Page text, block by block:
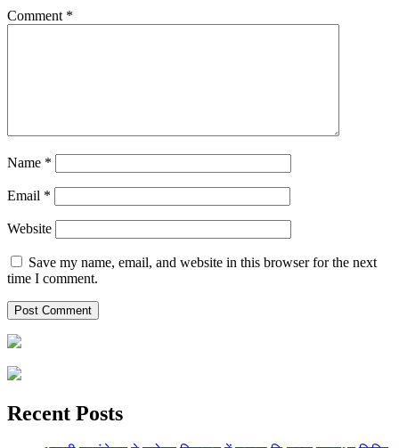
Comment *
Name *
Email *
Website
Save my name, email, and website in this browser for the next
time I comment.
Recent Posts